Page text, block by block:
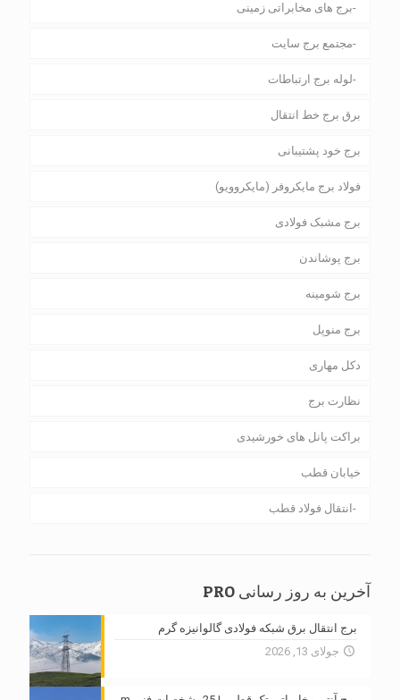
برج های مخابراتی زمینی
مجتمع برج سایت
لوله برج ارتباطات
برق برج خط انتقال
برج خود پشتیبانی
فولاد برج مایکروفر (مایکروویو)
برج مشبک فولادی
برج پوشاندن
برج شومینه
برج منوپل
دکل مهاری
نظارت برج
براکت پانل های خورشیدی
خیابان قطب
انتقال فولاد قطب
آخرین به روز رسانی PRO
برج انتقال برق شبکه فولادی گالوانیزه گرم
جولای 13, 2026